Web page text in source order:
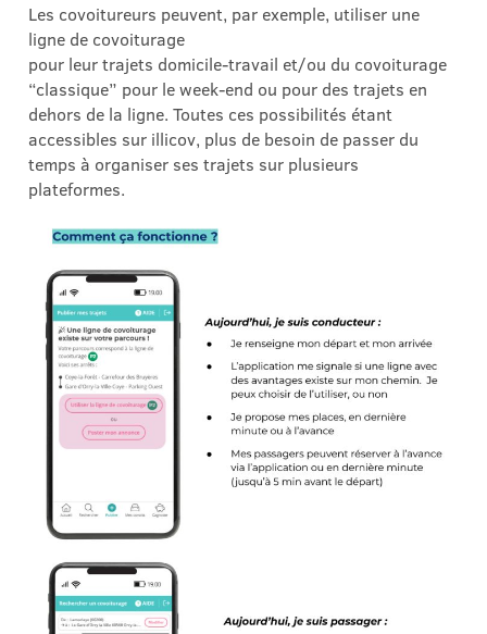
Les covoitureurs peuvent, par exemple, utiliser une
ligne de covoiturage
pour leur trajets domicile-travail et/ou du covoiturage
“classique” pour le week-end ou pour des trajets en
dehors de la ligne. Toutes ces possibilités étant
accessibles sur illicov, plus de besoin de passer du
temps à organiser ses trajets sur plusieurs
plateformes.